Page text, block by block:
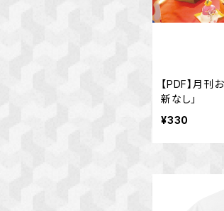
【PDF】月
新なし」
¥330